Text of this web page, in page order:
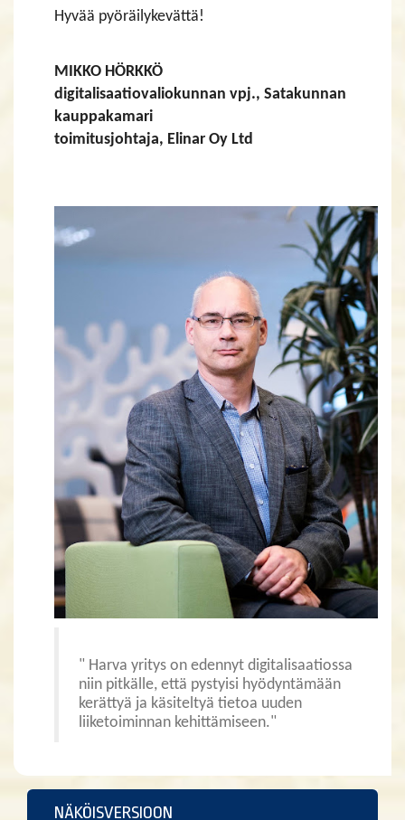
Hyvää pyöräilykevättä!
MIKKO HÖRKKÖ
digitalisaatiovaliokunnan vpj., Satakunnan
kauppakamari
toimitusjohtaja, Elinar Oy Ltd
" Harva yritys on edennyt digitalisaatiossa
niin pitkälle, että pystyisi hyödyntämään
kerättyä ja käsiteltyä tietoa uuden
liiketoiminnan kehittämiseen."
NÄKÖISVERSIOON